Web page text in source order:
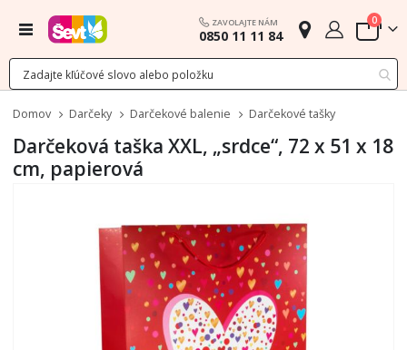
Menu ZAVOLAJTE NÁM
0850 11 11 84 Cart
0
Domov Darčeky Darčekové balenie Darčekové tašky
Darčeková taška XXL, „srdce“, 72 x 51 x 18
cm, papierová